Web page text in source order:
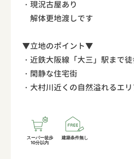
・現況古屋あり
解体更地渡しです
▼立地のポイント▼
・近鉄大阪線「大三」駅まで徒
・閑静な住宅街
・大村川近くの自然溢れるエ
スーパー徒歩
10分以内
建築条件無し